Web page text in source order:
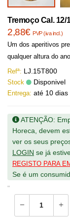
Tremoço Cal. 12/
2,88€PVP (iva incl.)
Um dos aperitivos
qualquer altura do
Refª: LJ.15T800
Stock Disponivel
Entrega: até 10 dias
ATENÇÃO:
Horeca, devem
ver os seus
LOGIN se já
REGISTO PARA
Se é um
"